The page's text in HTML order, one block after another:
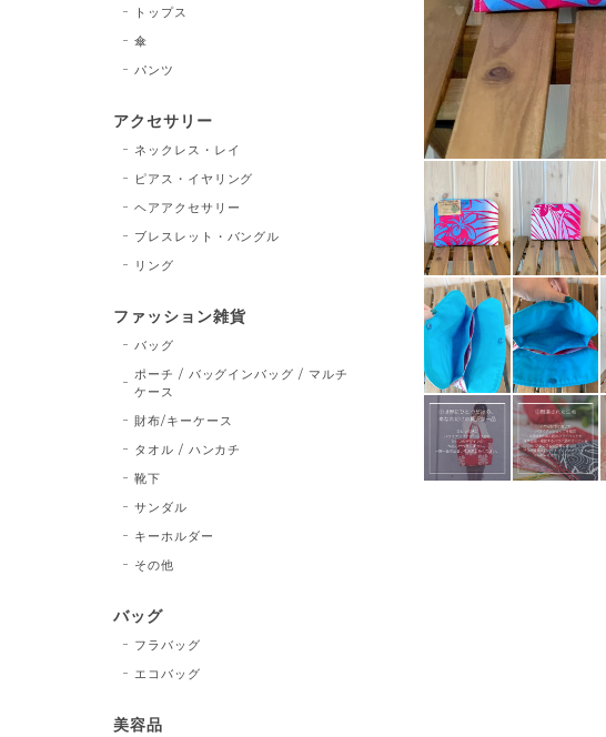
トップス
傘
パンツ
アクセサリー
ネックレス・レイ
ピアス・イヤリング
ヘアアクセサリー
ブレスレット・バングル
リング
ファッション雑貨
バッグ
ポーチ / バッグインバッグ / マルチ
ケース
財布/キーケース
タオル / ハンカチ
靴下
サンダル
キーホルダー
その他
バッグ
フラバッグ
エコバッグ
美容品